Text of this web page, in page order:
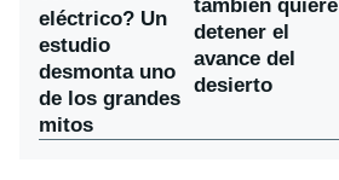
eléctrico? Un
estudio
desmonta uno
de los grandes
mitos
también quiere
detener el
avance del
desierto